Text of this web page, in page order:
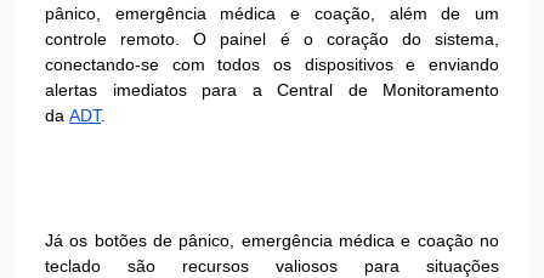
pânico, emergência médica e coação, além de um
controle remoto. O painel é o coração do sistema,
conectando-se com todos os dispositivos e enviando
alertas imediatos para a Central de Monitoramento
da ADT.
Já os botões de pânico, emergência médica e coação no
teclado são recursos valiosos para situações